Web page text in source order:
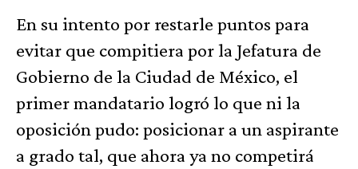
En su intento por restarle puntos para
evitar que compitiera por la Jefatura de
Gobierno de la Ciudad de México, el
primer mandatario logró lo que ni la
oposición pudo: posicionar a un aspirante
a grado tal, que ahora ya no competirá